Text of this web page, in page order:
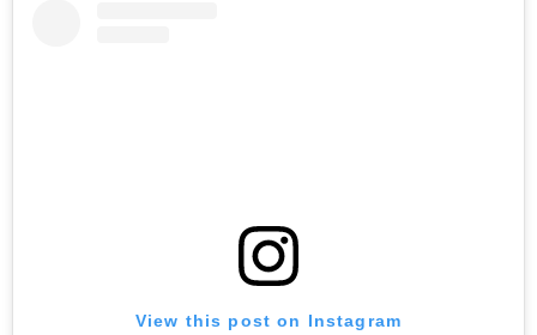
View this post on Instagram